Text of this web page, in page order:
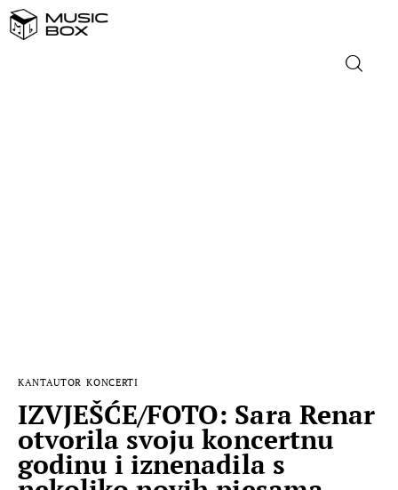
KANTAUTOR KONCERTI
IZVJEŠĆE/FOTO: Sara Renar
otvorila svoju koncertnu
godinu i iznenadila s